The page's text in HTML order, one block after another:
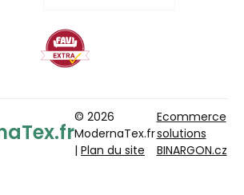
© 2026
ModernaTex.fr
| Plan du site
Ecommerce
solutions
BINARGON.cz